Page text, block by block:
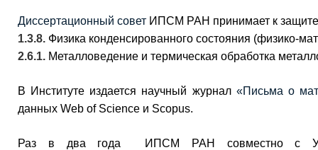
Диссертационный совет ИПСМ РАН принимает к защите
1.3.8. Физика конденсированного состояния (физико-
2.6.1. Металловедение и термическая обработка
В Институте издается научный журнал «Письма о
данных Web of Science и Scopus.
Раз в два года ИПСМ РАН совместно с